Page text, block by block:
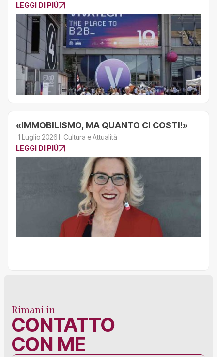
LEGGI DI PIÙ
«IMMOBILISMO, MA QUANTO CI COSTI!»
1 Luglio 2026
Cultura e Attualità
LEGGI DI PIÙ
Rimani in
CONTATTO
CON ME